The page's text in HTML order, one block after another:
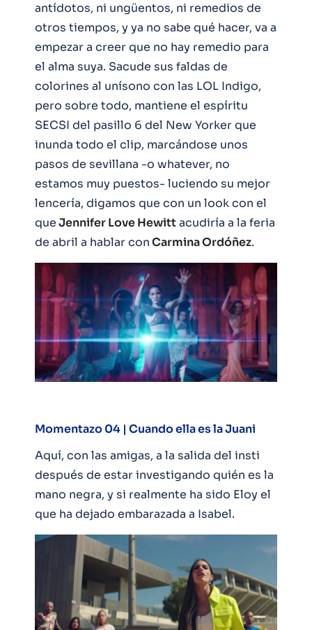
antídotos, ni ungüentos, ni remedios de
otros tiempos, y ya no sabe qué hacer, va a
empezar a creer que no hay remedio para
el alma suya. Sacude sus faldas de
colorines al unísono con las LOL Indigo,
pero sobre todo, mantiene el espíritu
SECSI del pasillo 6 del New Yorker que
inunda todo el clip, marcándose unos
pasos de sevillana -o whatever, no
estamos muy puestos- luciendo su mejor
lencería, digamos que con un look con el
queJennifer Love Hewittacudiría a la feria
de abril a hablar conCarmina Ordóñez.
Momentazo 04 | Cuando ella es la Juani
Aquí, con las amigas, a la salida del insti
después de estar investigando quién es la
mano negra, y si realmente ha sido Eloy el
que ha dejado embarazada a Isabel.